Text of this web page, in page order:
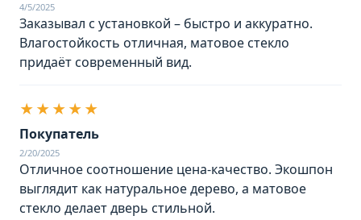
4/5/2025
Заказывал с установкой – быстро и аккуратно.
Влагостойкость отличная, матовое стекло
придаёт современный вид.
★★★★★
Покупатель
2/20/2025
Отличное соотношение цена-качество. Экошпон
выглядит как натуральное дерево, а матовое
стекло делает дверь стильной.